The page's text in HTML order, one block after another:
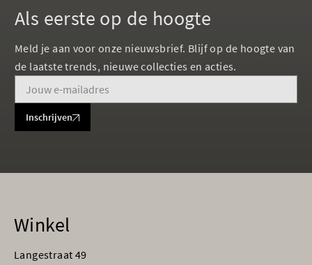
Als eerste op de hoogte
Meld je aan voor onze nieuwsbrief. Blijf op de hoogte van
de laatste trends, nieuwe collecties en acties.
Inschrijven
Winkel
Langestraat 49